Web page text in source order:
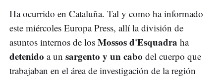
Ha ocurrido en Cataluña. Tal y como ha informado
este miércoles Europa Press, allí la división de
asuntos internos de los Mossos d'Esquadra ha
detenido a un sargento y un cabo del cuerpo que
trabajaban en el área de investigación de la región